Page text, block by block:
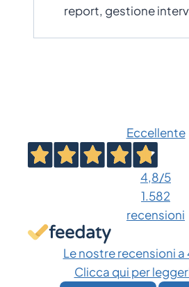
report, gestione
Eccellente
4,8/5
1.582
recensioni
Le nostre recensioni a
Clicca qui per